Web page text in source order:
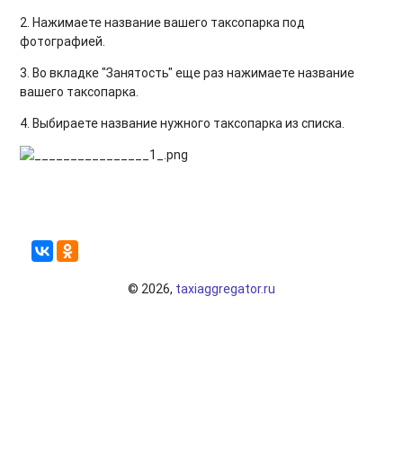
2. Нажимаете название вашего таксопарка под
фотографией.
3. Во вкладке "Занятость" еще раз нажимаете название
вашего таксопарка.
4. Выбираете название нужного таксопарка из списка.
© 2026, taxiaggregator.ru